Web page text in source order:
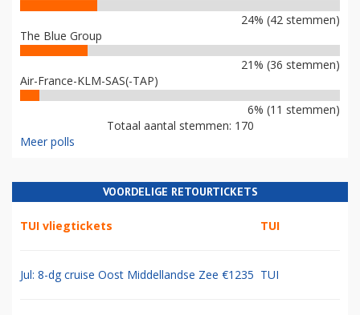
24% (42 stemmen)
The Blue Group
21% (36 stemmen)
Air-France-KLM-SAS(-TAP)
6% (11 stemmen)
Totaal aantal stemmen: 170
Meer polls
VOORDELIGE RETOURTICKETS
TUI vliegtickets TUI
Jul: 8-dg cruise Oost Middellandse Zee €1235 TUI